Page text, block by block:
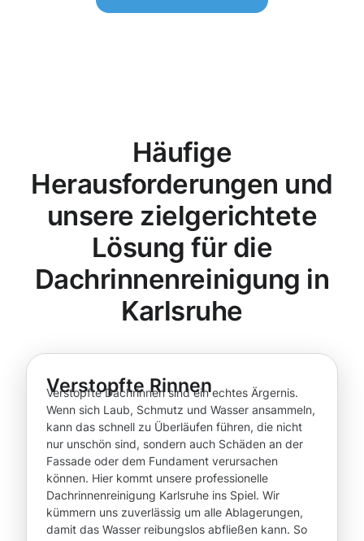
Häufige
Herausforderungen und
unsere zielgerichtete
Lösung für die
Dachrinnenreinigung in
Karlsruhe
Verstopfte Rinnen
Verstopfte Dachrinnen sind ein echtes Ärgernis.
Wenn sich Laub, Schmutz und Wasser ansammeln,
kann das schnell zu Überläufen führen, die nicht
nur unschön sind, sondern auch Schäden an der
Fassade oder dem Fundament verursachen
können. Hier kommt unsere professionelle
Dachrinnenreinigung Karlsruhe ins Spiel. Wir
kümmern uns zuverlässig um alle Ablagerungen,
damit das Wasser reibungslos abfließen kann. So